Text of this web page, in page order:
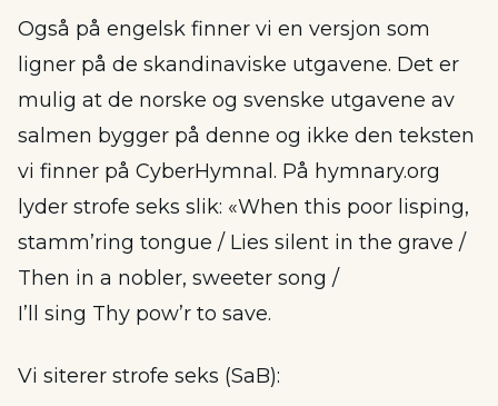
Også på engelsk finner vi en versjon som
ligner på de skandinaviske utgavene. Det er
mulig at de norske og svenske utgavene av
salmen bygger på denne og ikke den teksten
vi finner på CyberHymnal. På hymnary.org
lyder strofe seks slik: «When this poor lisping,
stamm’ring tongue / Lies silent in the grave /
Then in a nobler, sweeter song /
I’ll sing Thy pow’r to save.
Vi siterer strofe seks (SaB):